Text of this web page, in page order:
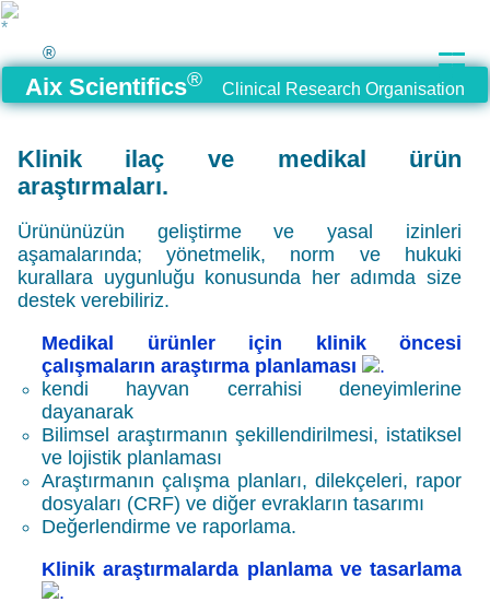
®
Aix Scientifics® Clinical Research Organisation
Klinik ilaç ve medikal ürün
araştırmaları.
Ürününüzün geliştirme ve yasal izinleri
aşamalarında; yönetmelik, norm ve hukuki
kurallara uygunluğu konusunda her adımda size
destek verebiliriz.
Medikal ürünler için klinik öncesi
çalışmaların araştırma planlaması
kendi hayvan cerrahisi deneyimlerine
dayanarak
Bilimsel araştırmanın şekillendirilmesi, istatiksel
ve lojistik planlaması
Araştırmanın çalışma planları, dilekçeleri, rapor
dosyaları (CRF)ve diğer evrakların tasarımı
Değerlendirme ve raporlama.
Klinik araştırmalarda planlama ve tasarlama